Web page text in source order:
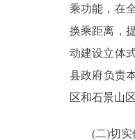
乘功能，在
换乘距离，
动建设立体
县政府负责
区和石景山
(二)切实保